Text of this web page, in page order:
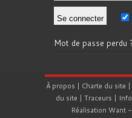
Mot de passe perdu
À propos | Charte du site |
du site | Traceurs |
Réalisation Want-